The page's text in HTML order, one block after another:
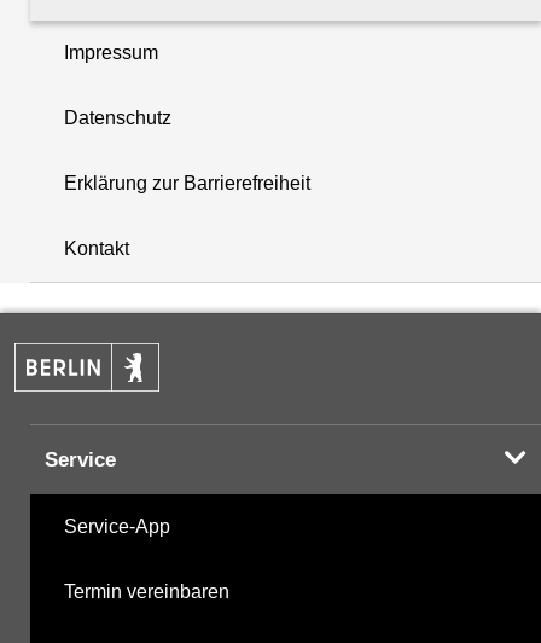
+
−
Impressum
Datenschutz
Erklärung zur Barrierefreiheit
Kontakt
Service
Service-App
Termin vereinbaren